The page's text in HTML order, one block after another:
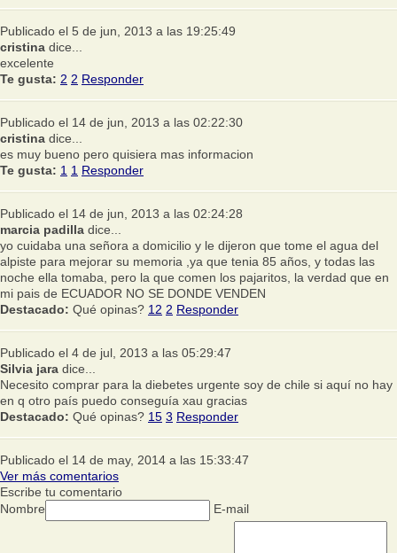
Publicado el 5 de jun, 2013 a las 19:25:49
cristina dice...
excelente
Te gusta: 2 2 Responder
Publicado el 14 de jun, 2013 a las 02:22:30
cristina dice...
es muy bueno pero quisiera mas informacion
Te gusta: 1 1 Responder
Publicado el 14 de jun, 2013 a las 02:24:28
marcia padilla dice...
yo cuidaba una señora a domicilio y le dijeron que tome el agua del
alpiste para mejorar su memoria ,ya que tenia 85 años, y todas las
noche ella tomaba, pero la que comen los pajaritos, la verdad que en
mi pais de ECUADOR NO SE DONDE VENDEN
Destacado: Qué opinas? 12 2 Responder
Publicado el 4 de jul, 2013 a las 05:29:47
Silvia jara dice...
Necesito comprar para la diebetes urgente soy de chile si aquí no hay
en q otro país puedo conseguía xau gracias
Destacado: Qué opinas? 15 3 Responder
Publicado el 14 de may, 2014 a las 15:33:47
Ver más comentarios
Escribe tu comentario
Nombre
E-mail